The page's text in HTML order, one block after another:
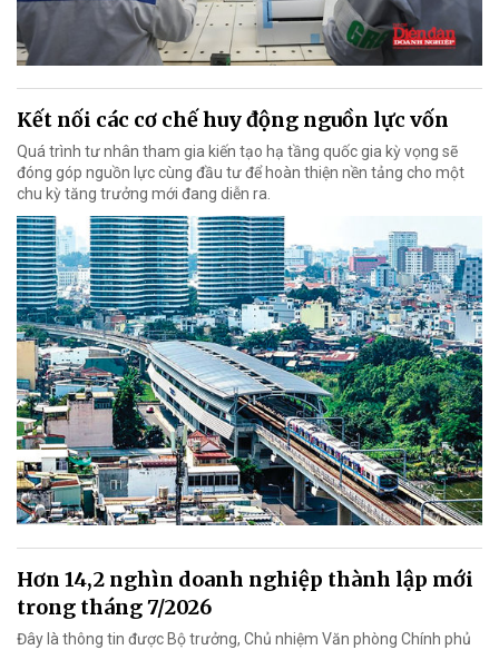
Kết nối các cơ chế huy động nguồn lực vốn
Quá trình tư nhân tham gia kiến tạo hạ tầng quốc gia kỳ vọng sẽ
đóng góp nguồn lực cùng đầu tư để hoàn thiện nền tảng cho một
chu kỳ tăng trưởng mới đang diễn ra.
Hơn 14,2 nghìn doanh nghiệp thành lập mới
trong tháng 7/2026
Đây là thông tin được Bộ trưởng, Chủ nhiệm Văn phòng Chính phủ